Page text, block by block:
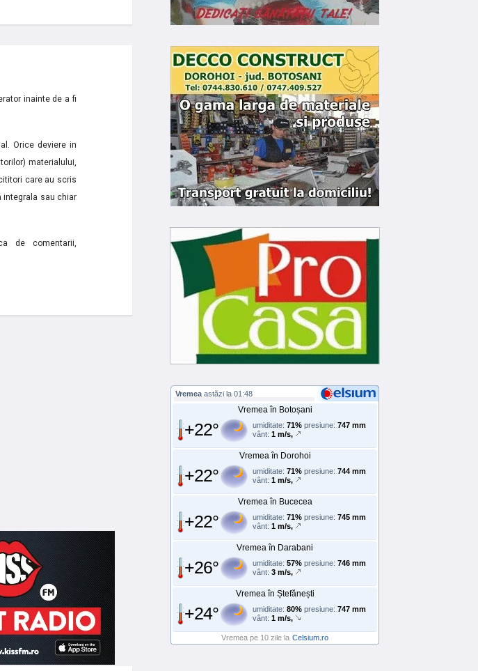
inainte de a fi
Orice deviere in
materialului,
care au scris
integrala sau chiar
de comentarii,
Vremea astăzi la 01:48
Vremea în Botoșani
+22° umiditate: 71% presiune: 747 mm
vânt: 1 m/s,
Vremea în Dorohoi
+22° umiditate: 71% presiune: 744 mm
vânt: 1 m/s,
Vremea în Bucecea
+22° umiditate: 71% presiune: 745 mm
vânt: 1 m/s,
Vremea în Darabani
+26° umiditate: 57% presiune: 746 mm
vânt: 3 m/s,
Vremea în Ștefănești
+24° umiditate: 80% presiune: 747 mm
vânt: 1 m/s,
Vremea pe 10 zile la Celsium.ro